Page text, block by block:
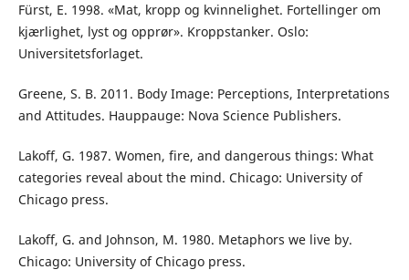
Fürst, E. 1998. «Mat, kropp og kvinnelighet. Fortellinger om
kjærlighet, lyst og opprør». Kroppstanker. Oslo:
Universitetsforlaget.
Greene, S. B. 2011. Body Image: Perceptions, Interpretations
and Attitudes. Hauppauge: Nova Science Publishers.
Lakoff, G. 1987. Women, fire, and dangerous things: What
categories reveal about the mind. Chicago: University of
Chicago press.
Lakoff, G. and Johnson, M. 1980. Metaphors we live by.
Chicago: University of Chicago press.